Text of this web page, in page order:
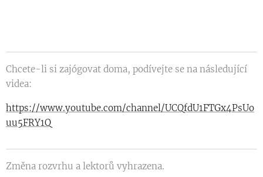
Chcete-li si zajógovat doma, podívejte se na následující
videa:
https://www.youtube.com/channel/UCQfdU1FTGx4PsUo
uu5FRY1Q
Změna rozvrhu a lektorů vyhrazena.